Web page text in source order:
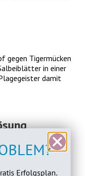
gegen Tigermücken
in einer
damit
Erfolgsplan.